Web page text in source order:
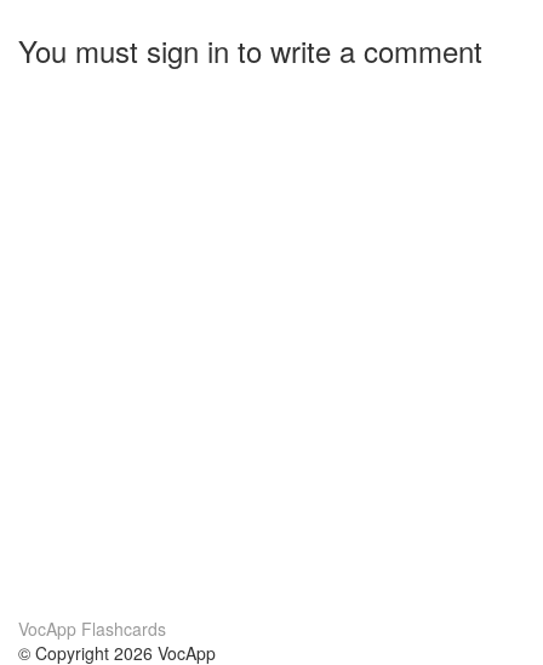
You must sign in to write a comment
VocApp Flashcards
© Copyright 2026 VocApp